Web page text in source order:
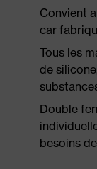
Convient
car
Tous les
de
Double
besoins